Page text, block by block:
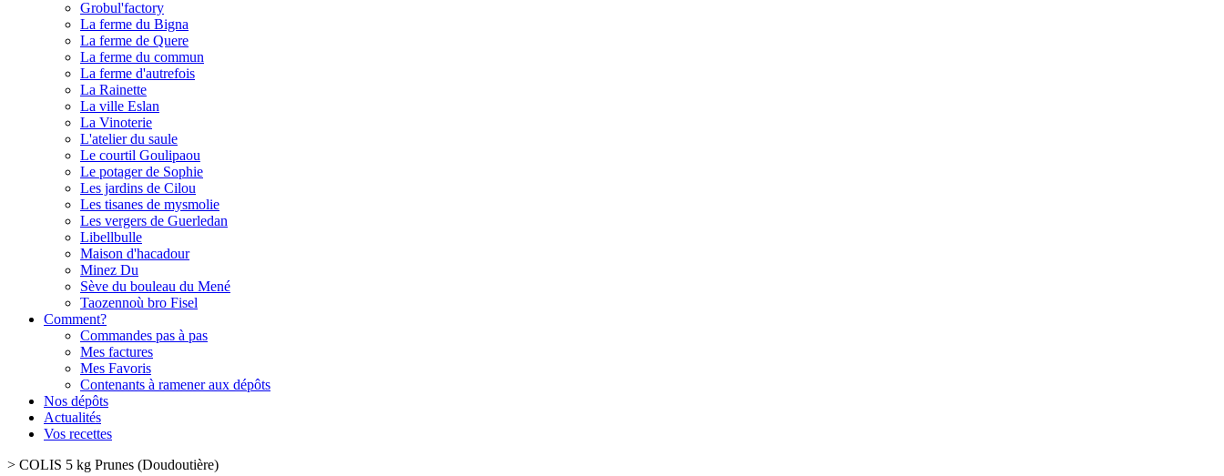
Grobul'factory
La ferme du Bigna
La ferme de Quere
La ferme du commun
La ferme d'autrefois
La Rainette
La ville Eslan
La Vinoterie
L'atelier du saule
Le courtil Goulipaou
Le potager de Sophie
Les jardins de Cilou
Les tisanes de mysmolie
Les vergers de Guerledan
Libellbulle
Maison d'hacadour
Minez Du
Sève du bouleau du Mené
Taozennoù bro Fisel
Comment?
Commandes pas à pas
Mes factures
Mes Favoris
Contenants à ramener aux dépôts
Nos dépôts
Actualités
Vos recettes
> COLIS 5 kg Prunes (Doudoutière)